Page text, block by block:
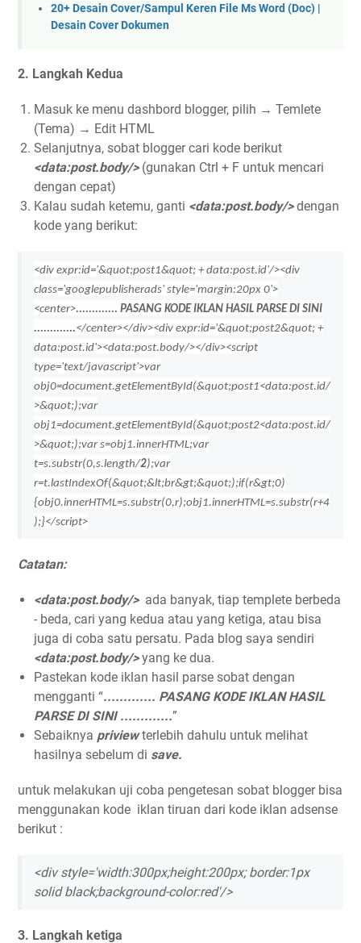
20+ Desain Cover/Sampul Keren File Ms Word (Doc) |
Desain Cover Dokumen
2. Langkah Kedua
Masuk ke menu dashbord blogger, pilih → Temlete
(Tema) → Edit HTML
Selanjutnya, sobat blogger cari kode berikut
<data:post.body/> (gunakan Ctrl + F untuk mencari
dengan cepat)
Kalau sudah ketemu, ganti <data:post.body/>dengan
kode yang berikut:
<div expr:id='&quot;post1&quot; + data:post.id'/><div
class='googlepublisherads' style='margin:20px 0'>
<center>............. PASANG KODE IKLAN HASIL PARSE DI SINI
.............</center></div><div expr:id='&quot;post2&quot; +
data:post.id'><data:post.body/></div><script
type='text/javascript'>var
obj0=document.getElementById(&quot;post1<data:post.id/
>&quot;);var
obj1=document.getElementById(&quot;post2<data:post.id/
>&quot;);var s=obj1.innerHTML;var
t=s.substr(0,s.length/2);var
r=t.lastIndexOf(&quot;&lt;br&gt;&quot;);if(r&gt;0)
{obj0.innerHTML=s.substr(0,r);obj1.innerHTML=s.substr(r+4
);}</script>
Catatan:
<data:post.body/> ada banyak, tiap templete berbeda
- beda, cari yang kedua atau yang ketiga, atau bisa
juga di coba satu persatu. Pada blog saya sendiri
<data:post.body/>yang ke dua.
Pastekan kode iklan hasil parse sobat dengan
mengganti “............. PASANG KODE IKLAN HASIL
PARSE DI SINI .............”
Sebaiknya priviewterlebih dahulu untuk melihat
hasilnya sebelum di save.
untuk melakukan uji coba pengetesan sobat blogger bisa
menggunakan kode iklan tiruan dari kode iklan adsense
berikut :
<div style='width:300px;height:200px; border:1px
solid black;background-color:red'/>
3. Langkah ketiga